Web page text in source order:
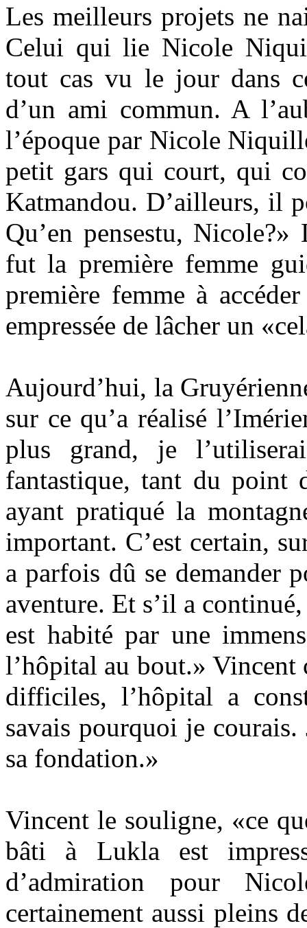
Les meilleurs projets ne
Celui qui lie Nicole
tout cas vu le jour dans
d’un ami commun. A
l’époque par Nicole
petit gars qui court, qui
Katmandou. D’ailleurs, il
Qu’en pensestu,
fut la première femme
première femme à
empressée de lâcher un
Aujourd’hui, la
sur ce qu’a réalisé
plus grand, je
fantastique, tant du point
ayant pratiqué la
important. C’est certain,
a parfois dû se demander
aventure. Et s’il a continué,
est habité par une
l’hôpital au bout.» Vincent
difficiles, l’hôpital a
savais pourquoi je
sa fondation.»
Vincent le souligne, «ce
bâti à Lukla est
d’admiration pour
certainement aussi pleins